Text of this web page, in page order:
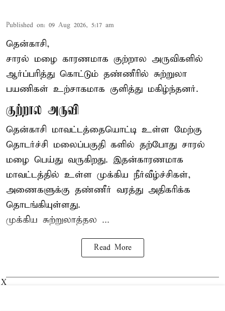
Published on: 09 Aug 2026, 5:17 am
தென்காசி,
சாரல் மழை காரணமாக குற்றால அருவிகளில்
ஆர்ப்பரித்து கொட்டும் தண்ணீரில் சுற்றுலா
பயணிகள் உற்சாகமாக குளித்து மகிழ்ந்தனர்.
குற்றால அருவி
தென்காசி மாவட்டத்தையொட்டி உள்ள மேற்கு
தொடர்ச்சி மலைப்பகுதி களில் தற்போது சாரல்
மழை பெய்து வருகிறது. இதன்காரணமாக
மாவட்டத்தில் உள்ள முக்கிய நீர்வீழ்ச்சிகள்,
அணைகளுக்கு தண்ணீர் வரத்து அதிகரிக்க
தொடங்கியுள்ளது.
முக்கிய சுற்றுலாத்தல ...
Read More
X